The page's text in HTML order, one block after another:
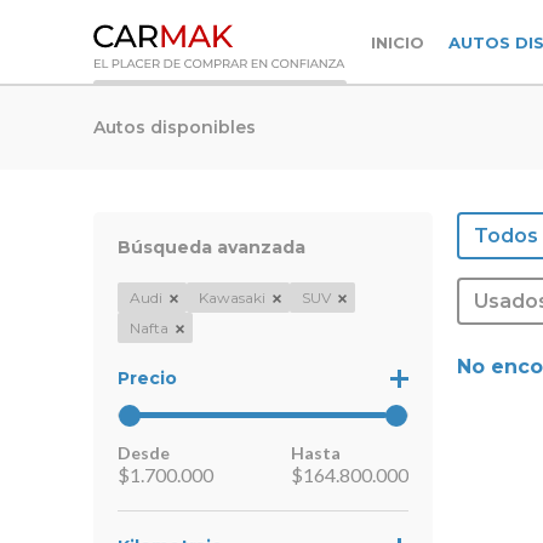
INICIO AUTOS
Autos disponibles
Búsqueda avanzada
Audi Kawasaki
SUV
Nafta
Precio
Desde
$1.700.000
Hasta
$164.800.000
Todos
No